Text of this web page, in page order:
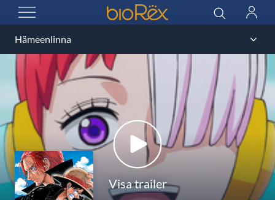
ÖPPNA MENYN
BioRex Cinemas Sök
Logga
Visa trailer